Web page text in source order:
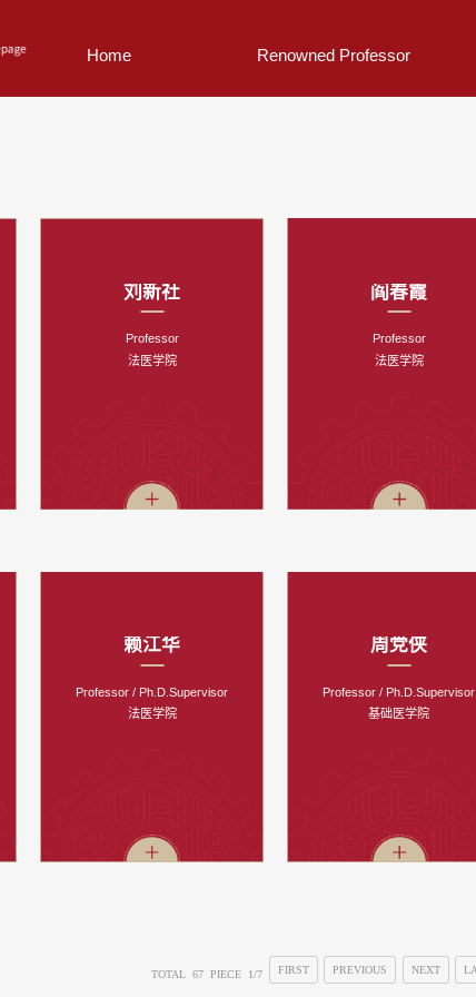
Home Renowned Professor
刘新社
Professor
法医学院
阎春霞
Professor
法医学院
赖江华
Professor / Ph.D.Supervisor
法医学院
周党侠
Professor / Ph.D.Supervisor
基础医学院
TOTAL 67 PIECE 1/7 FIRST PREVIOUS NEXT